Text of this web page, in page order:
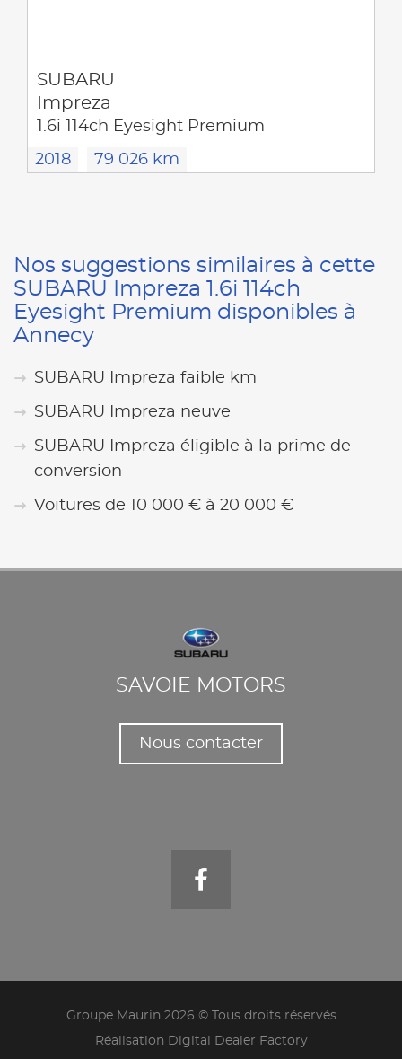
SUBARU
Impreza
1.6i 114ch Eyesight Premium
2018 79 026 km
Nos suggestions similaires à cette
SUBARU Impreza 1.6i 114ch
Eyesight Premium disponibles à
Annecy
SUBARU Impreza faible km
SUBARU Impreza neuve
SUBARU Impreza éligible à la prime de
conversion
Voitures de 10 000 € à 20 000 €
SAVOIE MOTORS
Nous contacter
Groupe Maurin 2026 © Tous droits réservés
Réalisation Digital Dealer Factory